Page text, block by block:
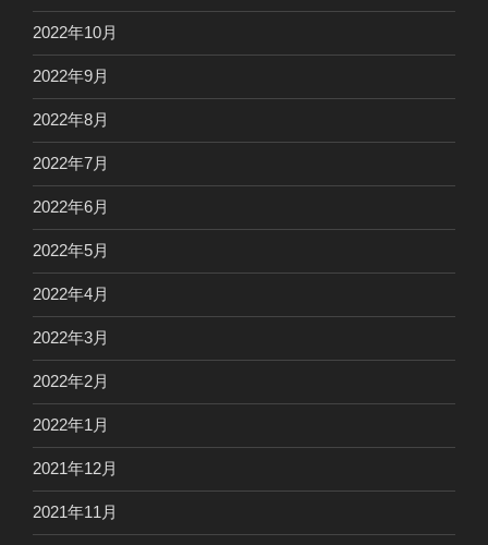
2022年10月
2022年9月
2022年8月
2022年7月
2022年6月
2022年5月
2022年4月
2022年3月
2022年2月
2022年1月
2021年12月
2021年11月